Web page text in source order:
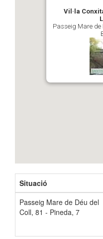
Vil·la
Passeig Mare de
Situació
Passeig Mare de Déu del
Coll, 81 - Pineda, 7